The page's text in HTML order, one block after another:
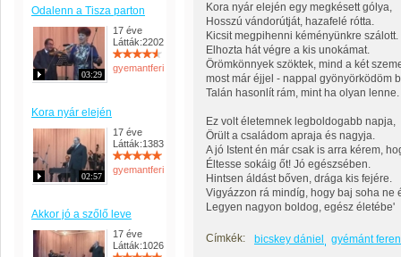
Odalenn a Tisza parton
03:29
17 éve
Látták:2202
gyemantferi
Kora nyár elején
02:57
17 éve
Látták:1383
gyemantferi
Akkor jó a szőlő leve
17 éve
Látták:1026
Kora nyár elején egy megkésett gólya,
Hosszú vándorútját, hazafelé rótta.
Kicsit megpihenni kéményünkre szálott.
Elhozta hát végre a kis unokámat.
Örömkönnyek szöktek, mind a két
most már éjjel - nappal gyönyörködöm
Talán hasonlít rám, mint ha olyan lenne.
Ez volt életemnek legboldogabb napja,
Örült a családom apraja és nagyja.
A jó Istent én már csak is arra kérem,
Éltesse sokáig őt! Jó egészsében.
Hintsen áldást bőven, drága kis fejére.
Vigyázzon rá mindíg, hogy baj soha ne
Legyen nagyon boldog, egész életébe'
Címkék: bicskey dániel
gyémánt